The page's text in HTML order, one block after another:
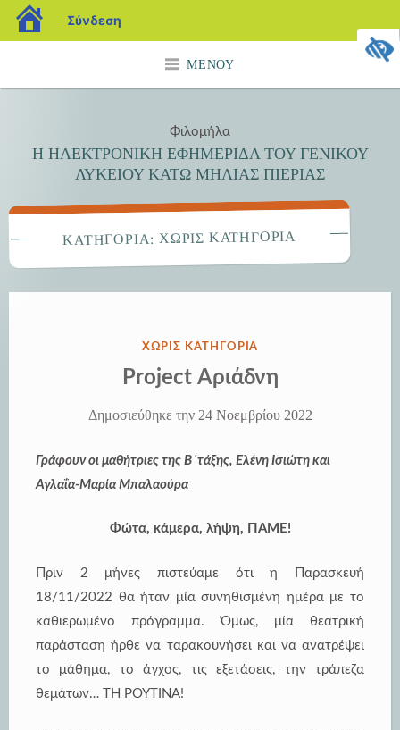
ΜΕΝΟΎ
Φιλομήλα
Η ΗΛΕΚΤΡΟΝΙΚΗ ΕΦΗΜΕΡΙΔΑ ΤΟΥ ΓΕΝΙΚΟΥ
ΛΥΚΕΙΟΥ ΚΑΤΩ ΜΗΛΙΑΣ ΠΙΕΡΙΑΣ
ΚΑΤΗΓΟΡΊΑ:ΧΩΡΊΣ ΚΑΤΗΓΟΡΊΑ
ΔΗΜΟΣΙΕΎΘΗΚΕ
ΣΤΗΝ
ΧΩΡΊΣ ΚΑΤΗΓΟΡΊΑ
Project Αριάδνη
Δημοσιεύθηκε την 24 Νοεμβρίου 2022
Γράφουν οι μαθήτριες της Β΄τάξης, Ελένη Ισιώτη και
Αγλαΐα-Μαρία Μπαλαούρα
Φώτα, κάμερα, λήψη, ΠΑΜΕ!
Πριν 2 μήνες πιστεύαμε ότι η Παρασκευή
18/11/2022 θα ήταν μία συνηθισμένη ημέρα με το
καθιερωμένο πρόγραμμα. Όμως, μία θεατρική
παράσταση ήρθε να ταρακουνήσει και να ανατρέψει
το μάθημα, το άγχος, τις εξετάσεις, την τράπεζα
θεμάτων… ΤΗ ΡΟΥΤΙΝΑ!
blogs.sch.gr
Σύνδεση